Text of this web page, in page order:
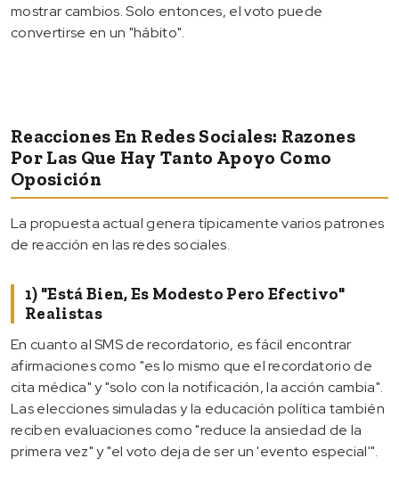
mostrar cambios. Solo entonces, el voto puede
convertirse en un "hábito".
Reacciones En Redes Sociales: Razones
Por Las Que Hay Tanto Apoyo Como
Oposición
La propuesta actual genera típicamente varios patrones
de reacción en las redes sociales.
1) "Está Bien, Es Modesto Pero Efectivo"
Realistas
En cuanto al SMS de recordatorio, es fácil encontrar
afirmaciones como "es lo mismo que el recordatorio de
cita médica" y "solo con la notificación, la acción cambia".
Las elecciones simuladas y la educación política también
reciben evaluaciones como "reduce la ansiedad de la
primera vez" y "el voto deja de ser un 'evento especial'".